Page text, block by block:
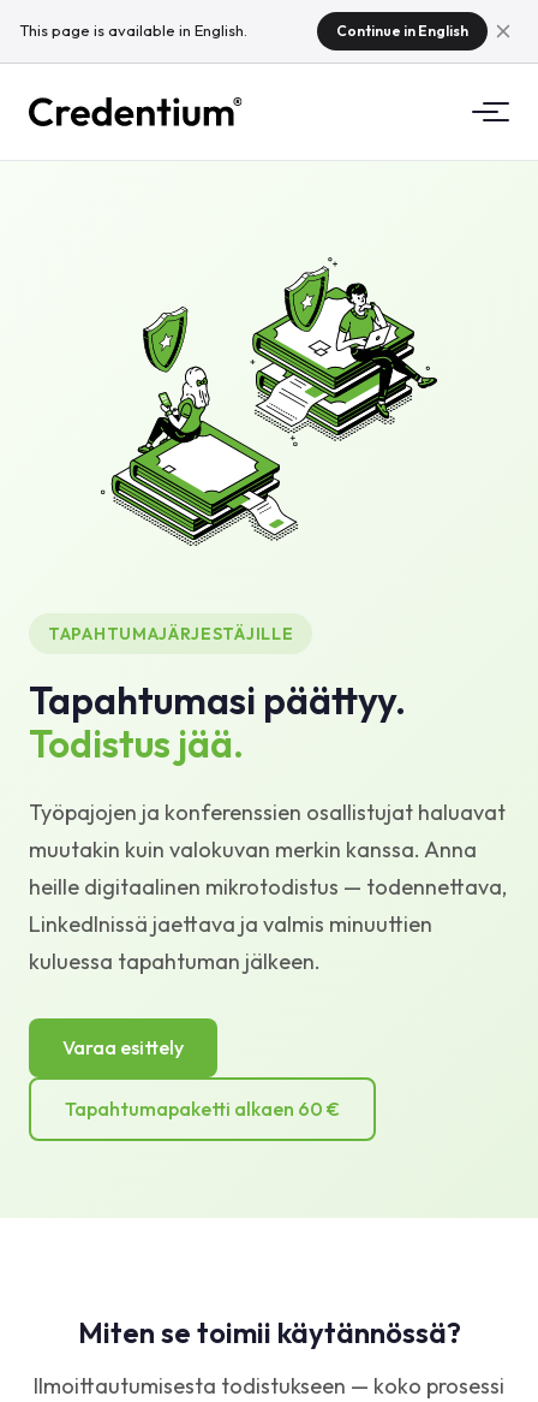
This page is available in English. Continue in English
Miksi Credentium
Tietoa CloudTeamista
Koulutusyrityksille
Tapahtumayrityksille
Mitä ovat mikrotodistukset?
Säädökset
Standardit ja integraatiot
Tuki
TAPAHTUMAJÄRJESTÄJILLE
Tapahtumasi päättyy.
Todistus jää.
Työpajojen ja konferenssien osallistujat haluavat
muutakin kuin valokuvan merkin kanssa. Anna
heille digitaalinen mikrotodistus — todennettava,
LinkedInissä jaettava ja valmis minuuttien
kuluessa tapahtuman jälkeen.
Varaa esittely
Tapahtumapaketti alkaen 60 €
Miten se toimii käytännössä?
Ilmoittautumisesta todistukseen — koko prosessi